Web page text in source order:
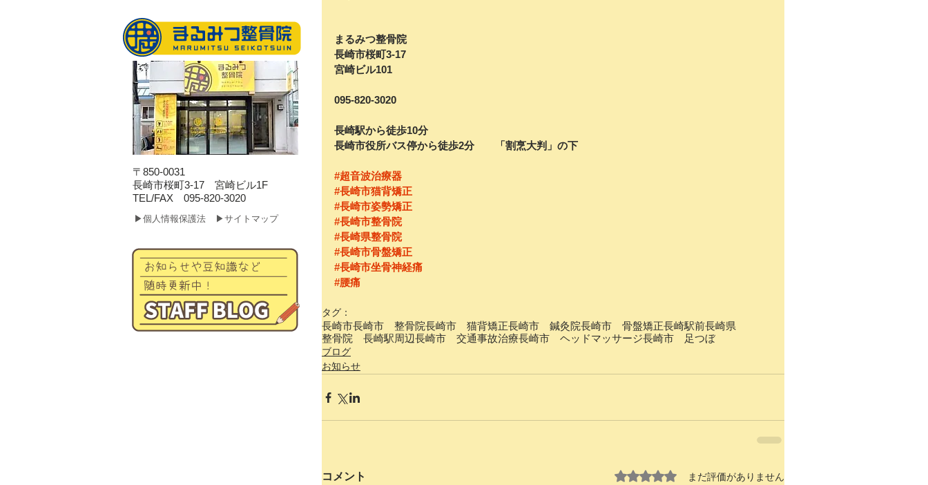
〒850-0031
長崎市桜町3-17 宮崎ビル1F
​TEL/FAX 095-820-3020
▶個人情報保護法 ▶サイトマップ
まるみつ整骨院
長崎市桜町3-17
宮崎ビル101
095-820-3020
長崎駅から徒歩10分
長崎市役所バス停から徒歩2分　　「割烹大判」の下
#超音波治療器
#長崎市猫背矯正
#長崎市姿勢矯正
#長崎市整骨院
#長崎県整骨院
#長崎市骨盤矯正
#長崎市坐骨神経痛
#腰痛
タグ：
長崎市長崎市 整骨院長崎市 猫背矯正長崎市 鍼灸院長崎市 骨盤矯正長崎駅前長崎県
整骨院 長崎駅周辺長崎市 交通事故治療長崎市 ヘッドマッサージ長崎市 足つぼ
ブログ
お知らせ
コメント 5つ星のうち0と評価されています。
まだ評価がありません